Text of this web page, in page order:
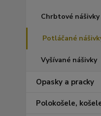
Chrbtové nášivky
Potláčané
Vyšívané nášivky
Opasky a pracky
Polokošele,